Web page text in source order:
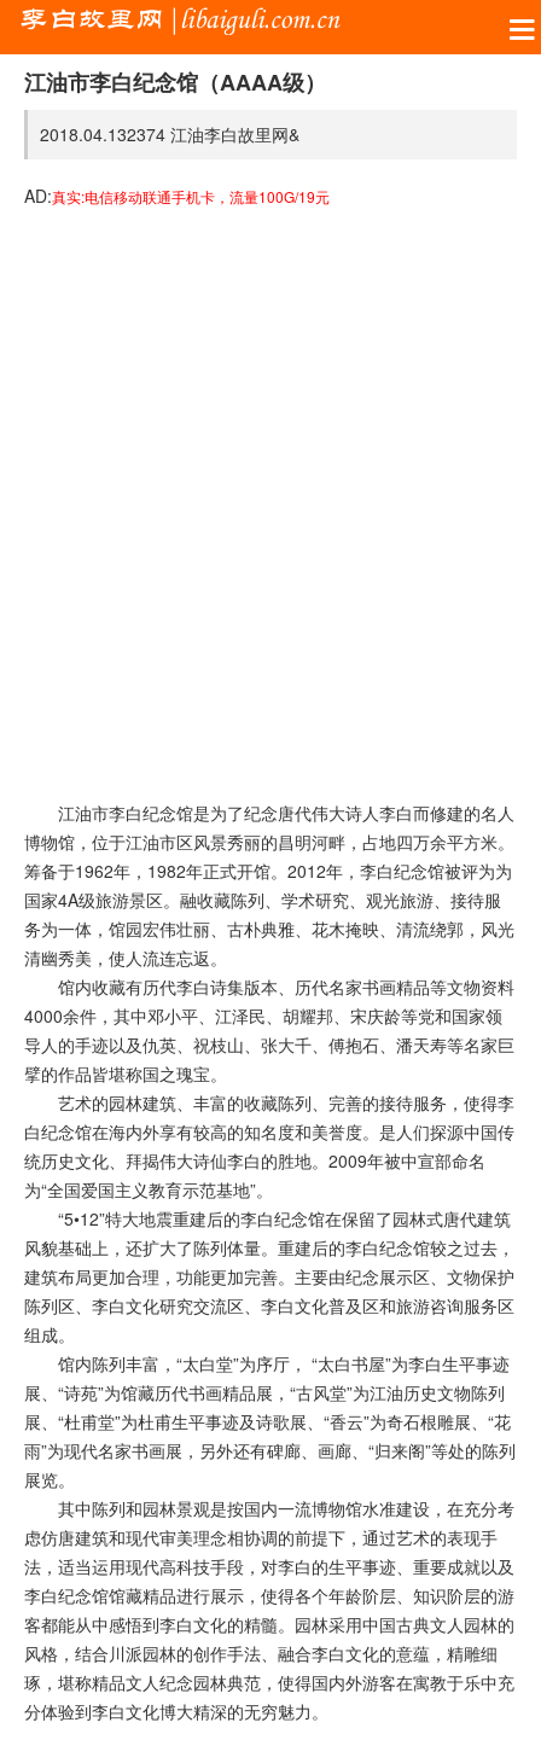
江油市李白纪念馆（AAAA级）
2018.04.132374 江油李白故里网&
AD:真实:电信移动联通手机卡，流量100G/19元
江油市李白纪念馆是为了纪念唐代伟大诗人李白而修建的名人
博物馆，位于江油市区风景秀丽的昌明河畔，占地四万余平方米。
筹备于1962年，1982年正式开馆。2012年， 李白纪念馆被评为为
国家4A级旅游景区。融收藏陈列、学术研究、观光旅游、接待服
务为一体，馆园宏伟壮丽、古朴典雅、花木掩映、清流绕郭，风光
清幽秀美，使人流连忘返。
馆内收藏有历代李白诗集版本、历代名家书画精品等文物资料
4000余件，其中邓小平、江泽民、胡耀邦、宋庆龄等党和国家领
导人的手迹以及仇英、祝枝山、张大千、傅抱石、潘天寿等名家巨
擘的作品皆堪称国之瑰宝。
艺术的园林建筑、丰富的收藏陈列、完善的接待服务，使得李
白纪念馆在海内外享有较高的知名度和美誉度。是人们探源中国传
统历史文化、拜揭伟大诗仙李白的胜地。2009年被中宣部命名
为“全国爱国主义教育示范基地”。
“5•12”特大地震重建后的李白纪念馆在保留了园林式唐代建筑
风貌基础上，还扩大了陈列体量。重建后的李白纪念馆较之过去，
建筑布局更加合理，功能更加完善。主要由纪念展示区、文物保护
陈列区、李白文化研究交流区、李白文化普及区和旅游咨询服务区
组成。
馆内陈列丰富，“太白堂”为序厅， “太白书屋”为李白生平事迹
展、“诗苑”为馆藏历代书画精品展，“古风堂”为江油历史文物陈列
展、“杜甫堂”为杜甫生平事迹及诗歌展、“香云”为奇石根雕展、“花
雨”为现代名家书画展，另外还有碑廊、画廊、“归来阁”等处的陈列
展览。
其中陈列和园林景观是按国内一流博物馆水准建设，在充分考
虑仿唐建筑和现代审美理念相协调的前提下，通过艺术的表现手
法，适当运用现代高科技手段，对李白的生平事迹、重要成就以及
李白纪念馆馆藏精品进行展示，使得各个年龄阶层、知识阶层的游
客都能从中感悟到李白文化的精髓。园林采用中国古典文人园林的
风格，结合川派园林的创作手法、融合李白文化的意蕴，精雕细
琢，堪称精品文人纪念园林典范，使得国内外游客在寓教于乐中充
分体验到李白文化博大精深的无穷魅力。